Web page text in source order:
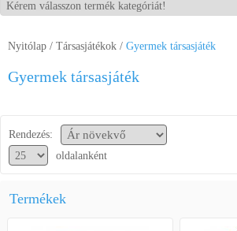
Viszonteladóknak
Letöltések
Segítség a vásárláshoz
Nyitólap / Társasjátékok / Gyermek társasjáték
Gyermek társasjáték
Rendezés:
oldalanként
Termékek